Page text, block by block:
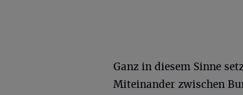
Ganz in diesem Sinne
Miteinander zwischen